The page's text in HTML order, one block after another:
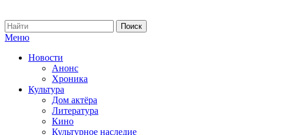
Меню
Новости
Анонс
Хроника
Культура
Дом актёра
Литература
Кино
Культурное наследие